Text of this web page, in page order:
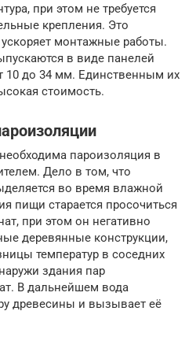
при этом не требуется
крепления. Это
монтажные работы.
в виде панелей
10 до 34 мм. Единственным их
стоимость.
пароизоляция в
Дело в том, что
во время влажной
пищи старается просочиться
при этом он негативно
деревянные конструкции,
температур в соседних
здания пар
В дальнейшем вода
древесины и вызывает её